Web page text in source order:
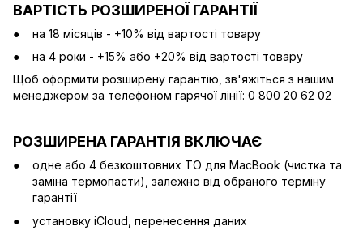
ВАРТІСТЬ РОЗШИРЕНОЇ ГАРАНТІЇ
на 18 місяців - +10% від вартості товару
на 4 роки - +15% або +20% від вартості товару
Щоб оформити розширену гарантію, зв'яжіться з нашим
менеджером за телефоном гарячої лінії: 0 800 20 62 02
РОЗШИРЕНА ГАРАНТІЯ ВКЛЮЧАЄ
одне або 4 безкоштовних ТО для MacBook (чистка та
заміна термопасти), залежно від обраного терміну
гарантії
установку iCloud, перенесення даних